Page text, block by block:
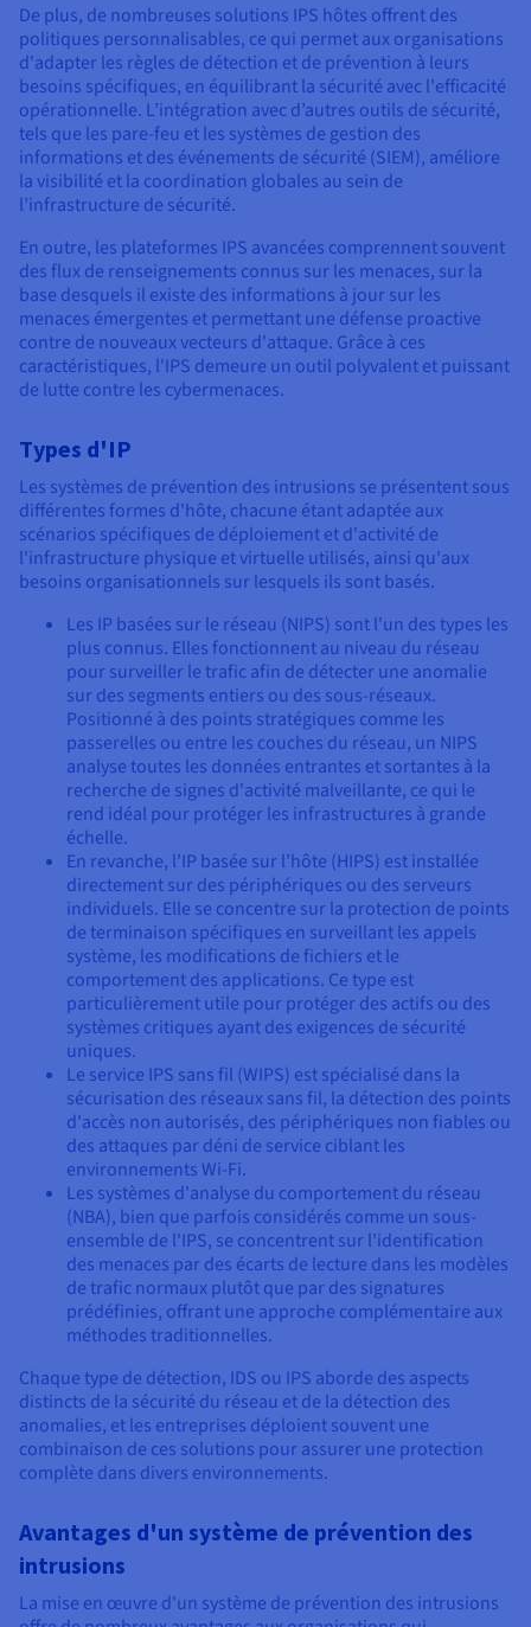
De plus, de nombreuses solutions IPS hôtes offrent des
politiques personnalisables, ce qui permet aux organisations
d'adapter les règles de détection et de prévention à leurs
besoins spécifiques, en équilibrant la sécurité avec l'efficacité
opérationnelle. L’intégration avec d’autres outils de sécurité,
tels que les pare-feu et les systèmes de gestion des
informations et des événements de sécurité (SIEM), améliore
la visibilité et la coordination globales au sein de
l’infrastructure de sécurité.
En outre, les plateformes IPS avancées comprennent souvent
des flux de renseignements connus sur les menaces, sur la
base desquels il existe des informations à jour sur les
menaces émergentes et permettant une défense proactive
contre de nouveaux vecteurs d'attaque. Grâce à ces
caractéristiques, l'IPS demeure un outil polyvalent et puissant
de lutte contre les cybermenaces.
Types d'IP
Les systèmes de prévention des intrusions se présentent sous
différentes formes d'hôte, chacune étant adaptée aux
scénarios spécifiques de déploiement et d'activité de
l'infrastructure physique et virtuelle utilisés, ainsi qu'aux
besoins organisationnels sur lesquels ils sont basés.
Les IP basées sur le réseau (NIPS) sont l'un des types les
plus connus. Elles fonctionnent au niveau du réseau
pour surveiller le trafic afin de détecter une anomalie
sur des segments entiers ou des sous-réseaux.
Positionné à des points stratégiques comme les
passerelles ou entre les couches du réseau, un NIPS
analyse toutes les données entrantes et sortantes à la
recherche de signes d'activité malveillante, ce qui le
rend idéal pour protéger les infrastructures à grande
échelle.
En revanche, l’IP basée sur l’hôte (HIPS) est installée
directement sur des périphériques ou des serveurs
individuels. Elle se concentre sur la protection de points
de terminaison spécifiques en surveillant les appels
système, les modifications de fichiers et le
comportement des applications. Ce type est
particulièrement utile pour protéger des actifs ou des
systèmes critiques ayant des exigences de sécurité
uniques.
Le service IPS sans fil (WIPS) est spécialisé dans la
sécurisation des réseaux sans fil, la détection des points
d'accès non autorisés, des périphériques non fiables ou
des attaques par déni de service ciblant les
environnements Wi-Fi.
Les systèmes d'analyse du comportement du réseau
(NBA), bien que parfois considérés comme un sous-
ensemble de l'IPS, se concentrent sur l'identification
des menaces par des écarts de lecture dans les modèles
de trafic normaux plutôt que par des signatures
prédéfinies, offrant une approche complémentaire aux
méthodes traditionnelles.
Chaque type de détection, IDS ou IPS aborde des aspects
distincts de la sécurité du réseau et de la détection des
anomalies, et les entreprises déploient souvent une
combinaison de ces solutions pour assurer une protection
complète dans divers environnements.
Avantages d'un système de prévention des
intrusions
La mise en œuvre d'un système de prévention des intrusions